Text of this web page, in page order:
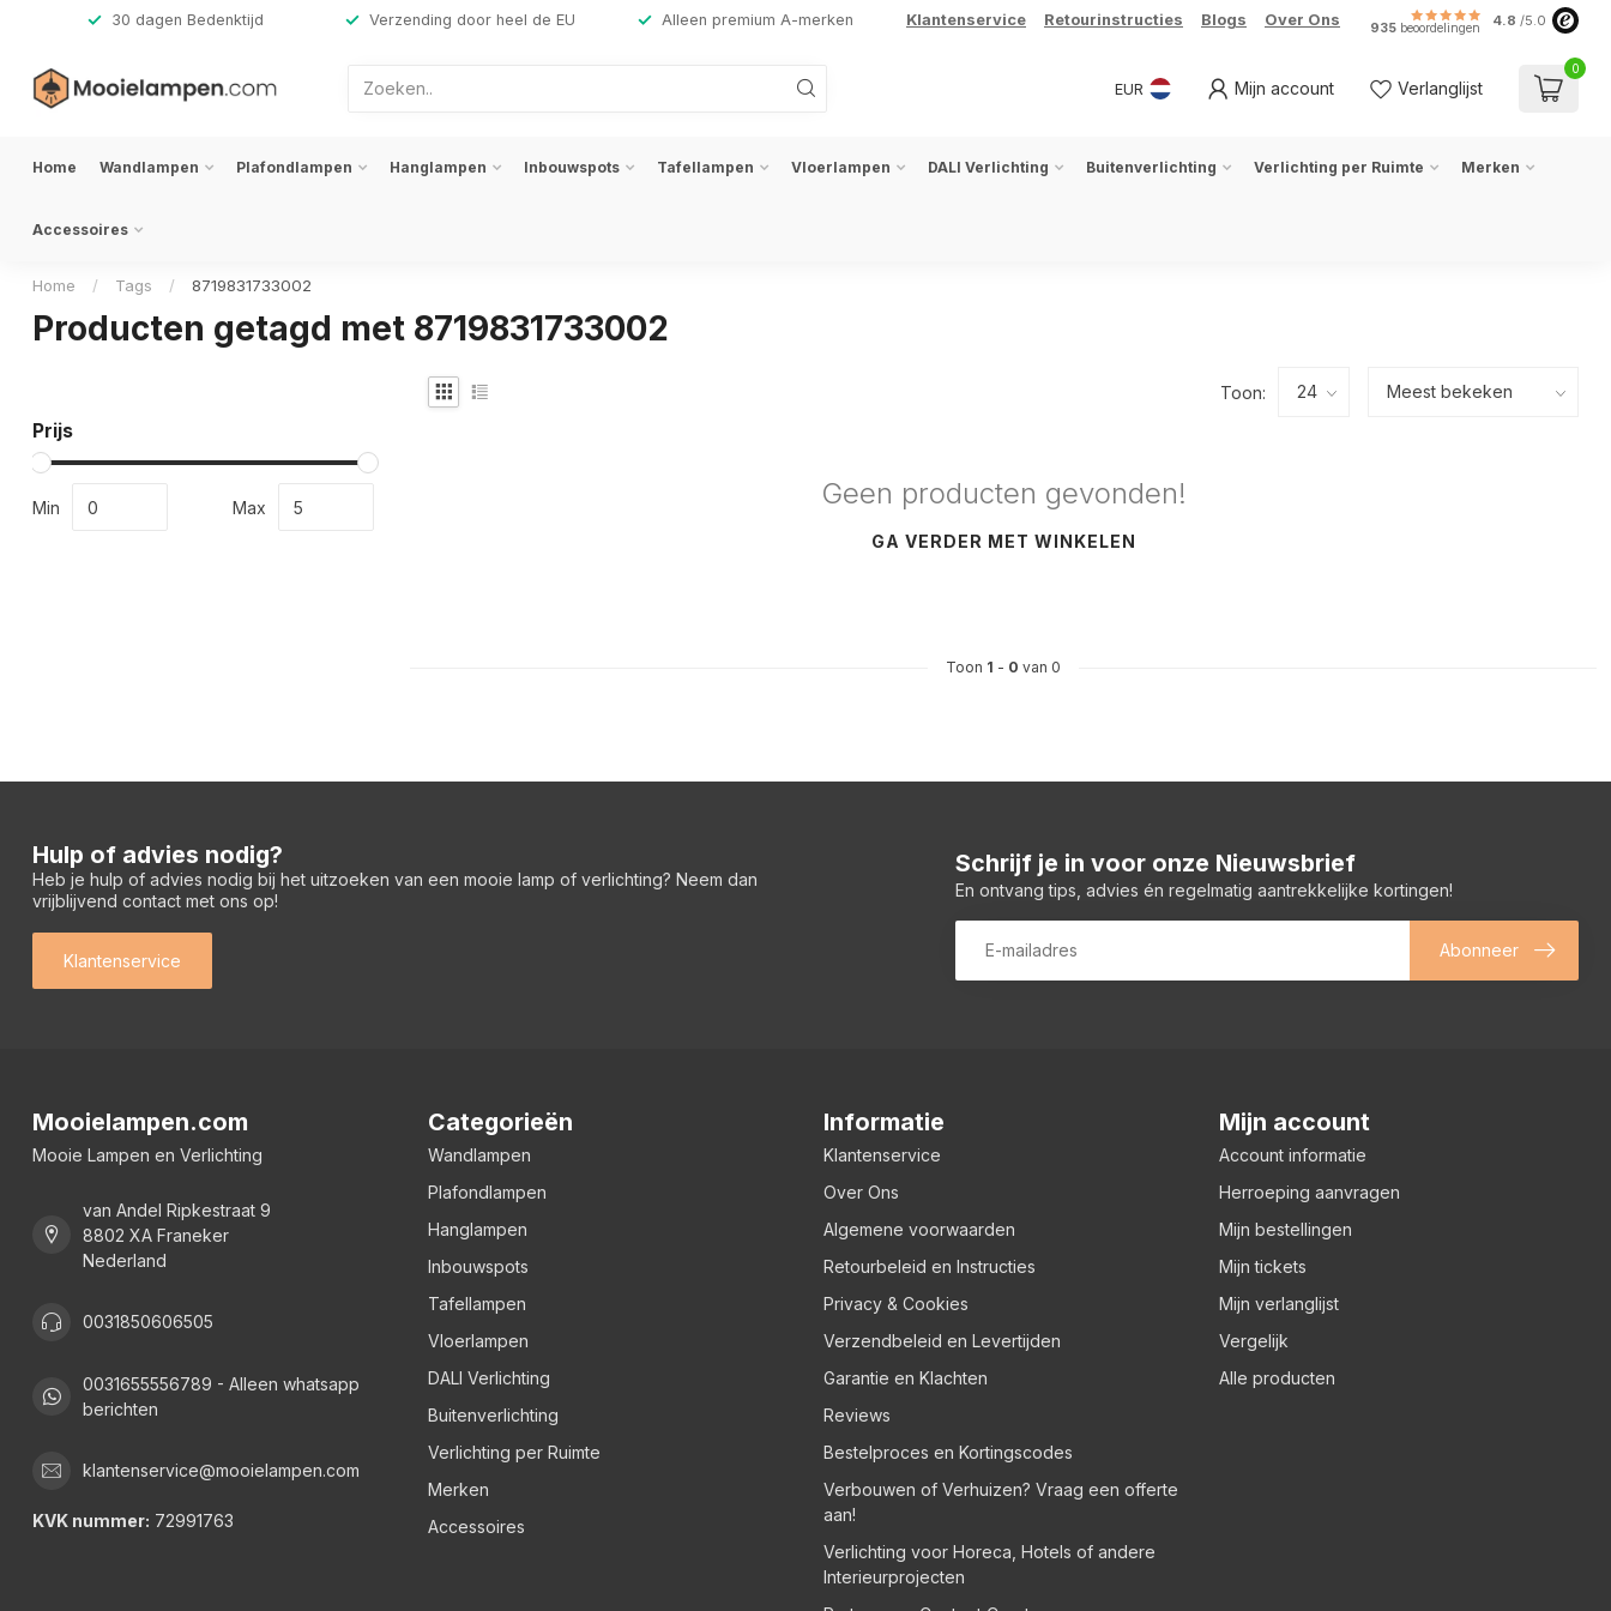
30 dagen Bedenktijd Verzending door heel de EU Alleen premium A-merken Klantenservice Retourinstructies Blogs Over Ons 935 beoordelingen 4.8 /5.0
EUR Mijn account Verlanglijst
0
Home Wandlampen Plafondlampen Hanglampen Inbouwspots Tafellampen Vloerlampen DALI Verlichting Buitenverlichting Verlichting per Ruimte Merken
Accessoires
Home / Tags / 8719831733002
Producten getagd met 8719831733002
Prijs
Min Max
Toon:
Geen producten gevonden!
GA VERDER MET WINKELEN
Toon 1 - 0 van 0
Hulp of advies nodig?
Heb je hulp of advies nodig bij het uitzoeken van een mooie lamp of verlichting? Neem dan
vrijblijvend contact met ons op!
Klantenservice
Schrijf je in voor onze Nieuwsbrief
En ontvang tips, advies én regelmatig aantrekkelijke kortingen!
Abonneer
Mooielampen.com
Mooie Lampen en Verlichting
van Andel Ripkestraat 9
8802 XA Franeker
Nederland
0031850606505
0031655556789 - Alleen whatsapp
berichten
klantenservice@mooielampen.com
KVK nummer: 72991763
Categorieën
Wandlampen
Plafondlampen
Hanglampen
Inbouwspots
Tafellampen
Vloerlampen
DALI Verlichting
Buitenverlichting
Verlichting per Ruimte
Merken
Accessoires
Informatie
Klantenservice
Over Ons
Algemene voorwaarden
Retourbeleid en Instructies
Privacy & Cookies
Verzendbeleid en Levertijden
Garantie en Klachten
Reviews
Bestelproces en Kortingscodes
Verbouwen of Verhuizen? Vraag een offerte
aan!
Verlichting voor Horeca, Hotels of andere
Interieurprojecten
Mijn account
Account informatie
Herroeping aanvragen
Mijn bestellingen
Mijn tickets
Mijn verlanglijst
Vergelijk
Alle producten